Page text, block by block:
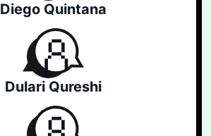
Diego Quintana
Dulari Qureshi